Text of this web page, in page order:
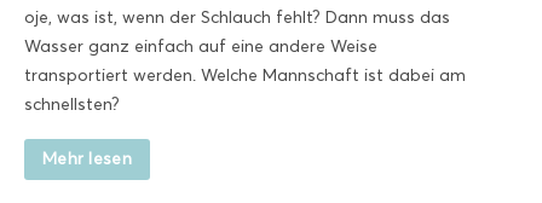
oje, was ist, wenn der Schlauch fehlt? Dann muss das
Wasser ganz einfach auf eine andere Weise
transportiert werden. Welche Mannschaft ist dabei am
schnellsten?
Mehr lesen